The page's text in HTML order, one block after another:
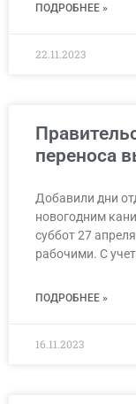
ПОДРОБНЕЕ »
22.11.2023
переноса
Добавили дни
новогодним
суббот 27
рабочими. С
ПОДРОБНЕЕ »
16.11.2023